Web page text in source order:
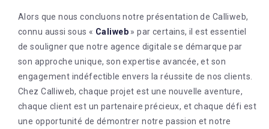
Alors que nous concluons notre présentation de Calliweb,
connu aussi sous « Caliweb» par certains, il est essentiel
de souligner que notre agence digitale se démarque par
son approche unique, son expertise avancée, et son
engagement indéfectible envers la réussite de nos clients.
Chez Calliweb, chaque projet est une nouvelle aventure,
chaque client est un partenaire précieux, et chaque défi est
une opportunité de démontrer notre passion et notre